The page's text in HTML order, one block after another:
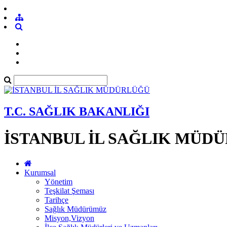
T.C. SAĞLIK BAKANLIĞI
İSTANBUL İL SAĞLIK
Kurumsal
Yönetim
Teşkilat Şeması
Tarihçe
Sağlık Müdürümüz
Misyon,Vizyon